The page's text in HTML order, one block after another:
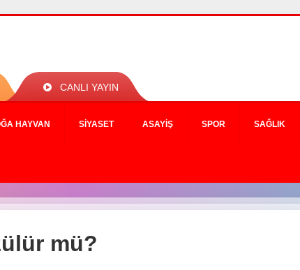
CANLI YAYIN
HAYVAN SIYASET ASAYIŞ SPOR SAĞLIK
mü?